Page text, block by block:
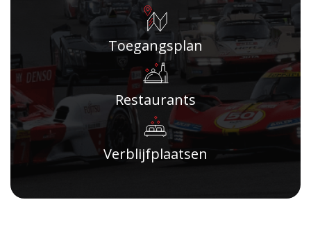
Toegangsplan
Restaurants
Verblijfplaatsen